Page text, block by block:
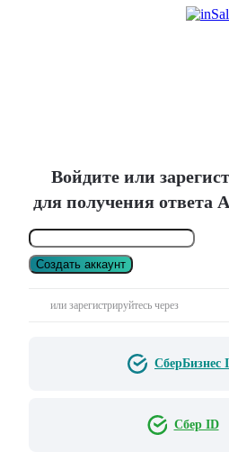
Войдите или
для получения ответа
Создать аккаунт
или зарегистрируйтесь через
СберБизнес
Сбер ID